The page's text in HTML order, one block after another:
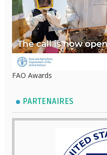
FAO Awards
PARTENAIRES